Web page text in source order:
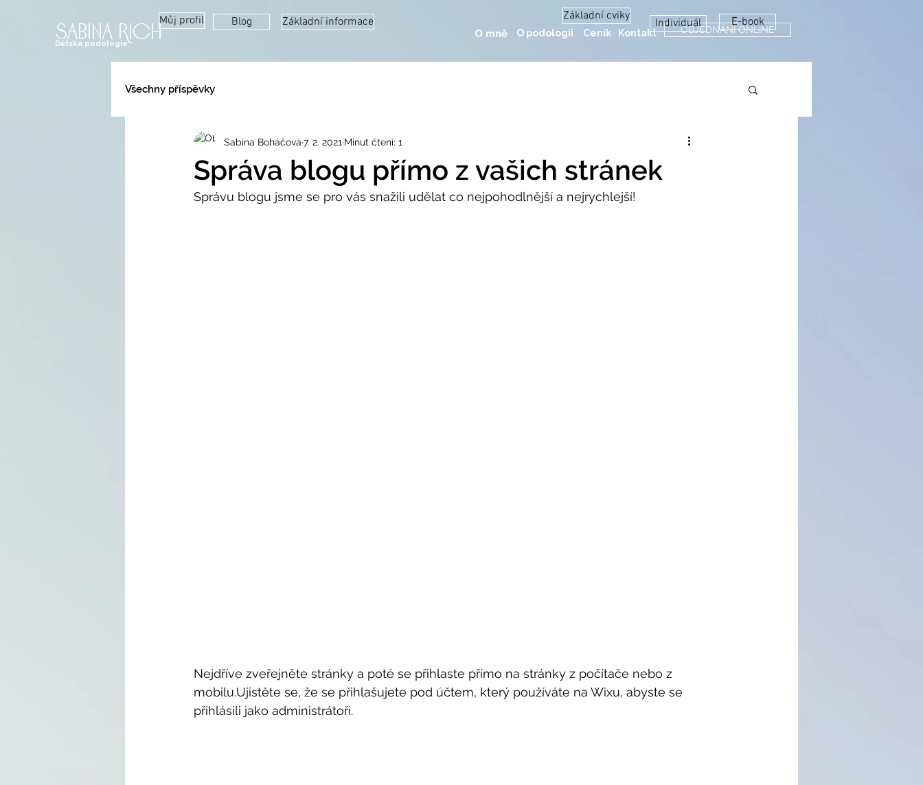
sabina rich
Dětská podologie
O mně O podologii Ceník Kontakt OBJEDNÁNÍ ONLINE
Můj profil Blog Základní informace Základní cviky
Individuál E-book
Všechny příspěvky
Správa blogu přímo z vašich stránek
Sabina Boháčová 7. 2. 2021 Minut čtení: 1
Správu blogu jsme se pro vás snažili udělat co nejpohodlnější a nejrychlejší!
Nejdříve zveřejněte stránky a poté se přihlaste přímo na stránky z počítače nebo z
mobilu.Ujistěte se, že se přihlašujete pod účtem, který používáte na Wixu, abyste se
přihlásili jako administrátoři.